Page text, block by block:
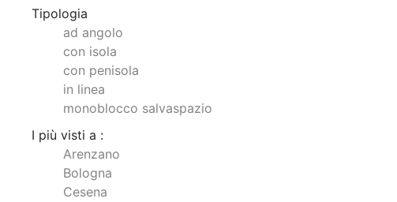
Tipologia
ad angolo
con isola
con penisola
in linea
monoblocco salvaspazio
I più visti a :
Arenzano
Bologna
Cesena